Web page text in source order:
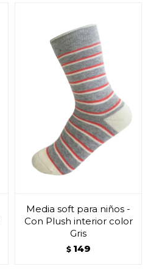
Media soft para niños -
Con Plush interior color
Gris
$ 149